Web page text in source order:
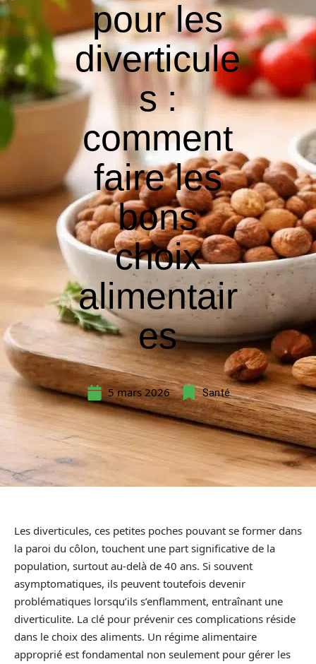
pour les
diverticule
s :
comment
faire les
bons
choix
alimentair
es
5 mars 2026 Santé
Les diverticules, ces petites poches pouvant se former dans
la paroi du côlon, touchent une part significative de la
population, surtout au-delà de 40 ans. Si souvent
asymptomatiques, ils peuvent toutefois devenir
problématiques lorsqu’ils s’enflamment, entraînant une
diverticulite. La clé pour prévenir ces complications réside
dans le choix des aliments. Un régime alimentaire
approprié est fondamental non seulement pour gérer les